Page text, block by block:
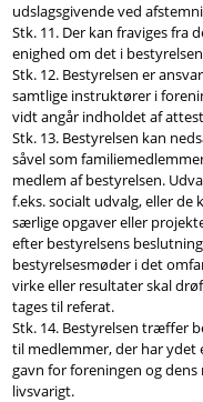
udslagsgivende ved
Stk. 11. Der kan fraviges fra
enighed om det i
Stk. 12. Bestyrelsen er
samtlige instruktører i
vidt angår indholdet af
Stk. 13. Bestyrelsen kan
såvel som
medlem af bestyrelsen.
f.eks. socialt udvalg, eller
særlige opgaver eller
efter bestyrelsens
bestyrelsesmøder i det
virke eller resultater skal
tages til referat.
Stk. 14. Bestyrelsen træffer
til medlemmer, der har
gavn for foreningen og
livsvarigt.